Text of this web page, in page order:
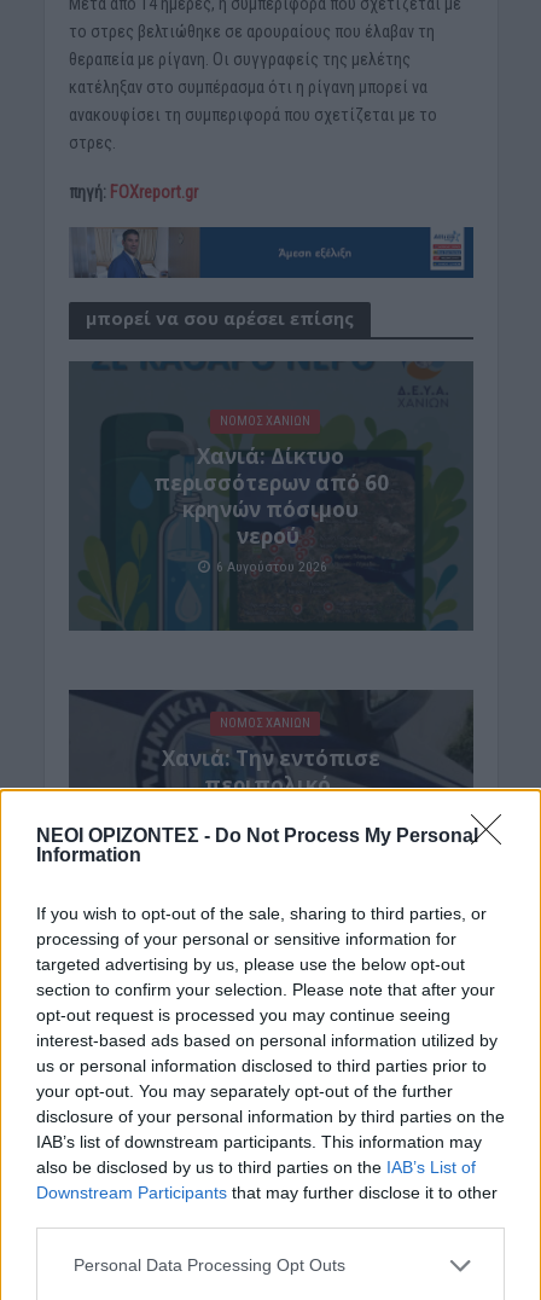
ΝΕΟΙ ΟΡΙΖΟΝΤΕΣ - Do Not Process My Personal
Information
If you wish to opt-out of the sale, sharing to third parties, or
processing of your personal or sensitive information for
targeted advertising by us, please use the below opt-out
section to confirm your selection. Please note that after your
opt-out request is processed you may continue seeing
interest-based ads based on personal information utilized by
us or personal information disclosed to third parties prior to
your opt-out. You may separately opt-out of the further
disclosure of your personal information by third parties on the
IAB’s list of downstream participants. This information may
also be disclosed by us to third parties on the IAB’s List of
Downstream Participants that may further disclose it to other
Personal Data Processing Opt Outs
το στρες βελτιώθηκε σε αρουραίους που έλαβαν τη
θεραπεία με ρίγανη. Οι συγγραφείς της μελέτης
κατέληξαν στο συμπέρασμα ότι η ρίγανη μπορεί να
ανακουφίσει τη συμπεριφορά που σχετίζεται με το
στρες.
πηγή: FOXreport.gr
μπορεί να σου αρέσει επίσης
ΝΟΜΌΣ ΧΑΝΊΩΝ
Xανιά: Δίκτυο
περισσότερων από 60
κρηνών πόσιμου
νερού
6 Αυγούστου 2026
ΝΟΜΌΣ ΧΑΝΊΩΝ
Χανιά: Την εντόπισε
περιπολικό,
Αστυνομικό Τμήμα και
6 Αυγούστου 2026
ΚΡΗΤΗ ΝΕΟΙ ΟΡΙΖΟΝΤΕΣ
Κτηματολόγιο: Ποιοι
μπορούν να δηλώσουν
το ακίνητό τους και
μετά την λήξη της
προθεσμίας